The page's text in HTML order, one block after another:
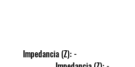
Impedancia (Z): -